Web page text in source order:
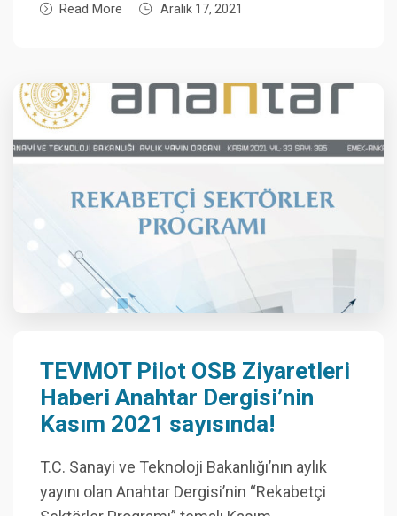
Read More Aralık 17, 2021
TEVMOT Pilot OSB Ziyaretleri
Haberi Anahtar Dergisi’nin
Kasım 2021 sayısında!
T.C. Sanayi ve Teknoloji Bakanlığı’nın aylık
yayını olan Anahtar Dergisi’nin “Rekabetçi